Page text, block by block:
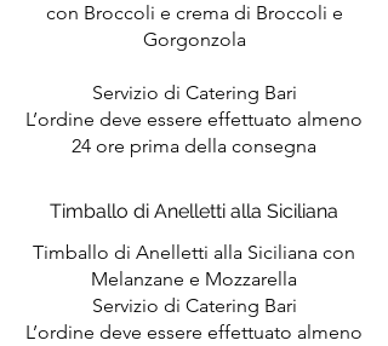
con Broccoli e crema di Broccoli e
Gorgonzola
Servizio di Catering Bari
L’ordine deve essere effettuato almeno
24 ore prima della consegna
Timballo di Anelletti alla Siciliana
Timballo di Anelletti alla Siciliana con
Melanzane e Mozzarella
Servizio di Catering Bari
L’ordine deve essere effettuato almeno